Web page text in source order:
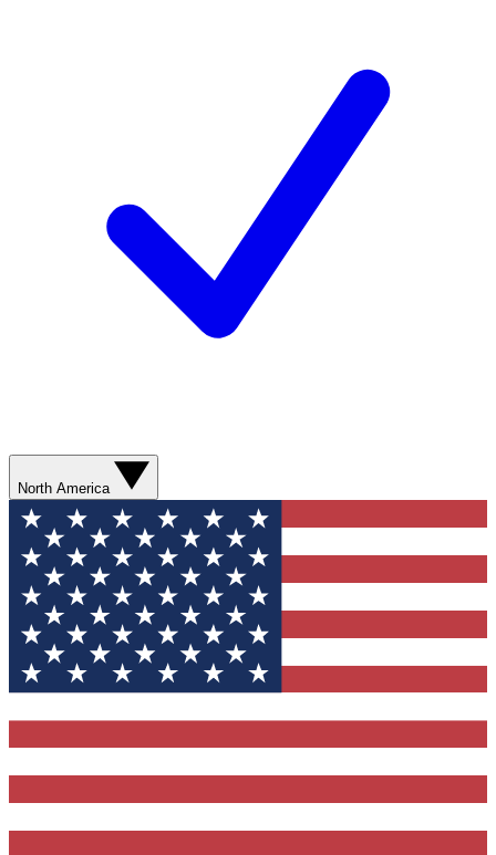
North America